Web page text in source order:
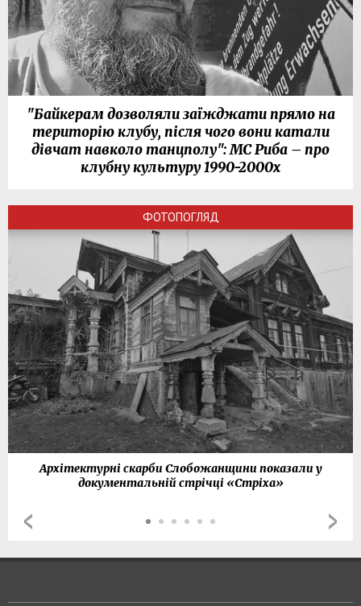
"Байкерам дозволяли заїжджати прямо на
територію клубу, після чого вони катали
дівчат навколо танцполу": МС Риба – про
клубну культуру 1990-2000х
ФОТОПОГЛЯД
Архітектурні скарби Слобожанщини показали у
документальній стрічці «Стріха»